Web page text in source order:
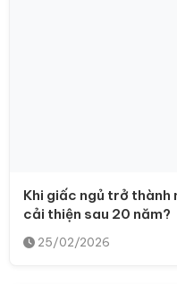
Khi giấc ngủ trở thành
cải thiện sau 20 năm?
25/02/2026